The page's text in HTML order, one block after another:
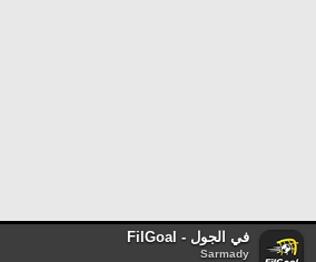
في الجول - FilGoal
Sarmady